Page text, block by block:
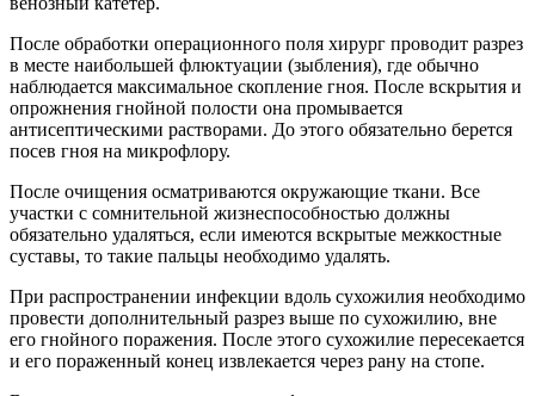
После обработки операционного поля хирург проводит разрез
в месте наибольшей флюктуации (зыбления), где обычно
наблюдается максимальное скопление гноя. После вскрытия и
опрожнения гнойной полости она промывается
антисептическими растворами. До этого обязательно берется
посев гноя на микрофлору.
После очищения осматриваются окружающие ткани. Все
участки с сомнительной жизнеспособностью должны
обязательно удаляться, если имеются вскрытые межкостные
суставы, то такие пальцы необходимо удалять.
При распространении инфекции вдоль сухожилия необходимо
провести дополнительный разрез выше по сухожилию, вне
его гнойного поражения. После этого сухожилие пересекается
и его пораженный конец извлекается через рану на стопе.